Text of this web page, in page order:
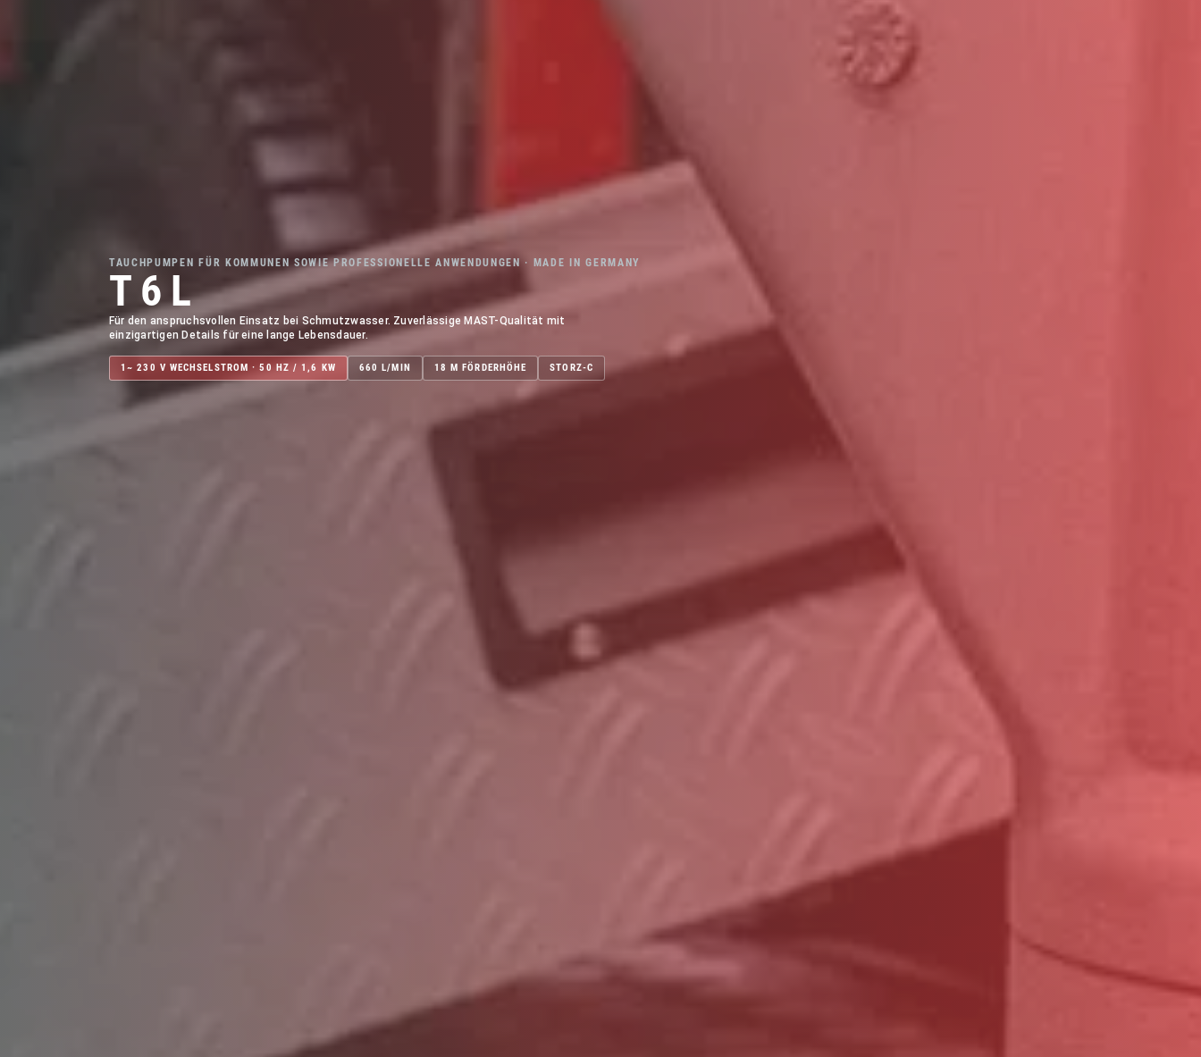
TAUCHPUMPEN FÜR KOMMUNEN SOWIE PROFESSIONELLE ANWENDUNGEN · MADE IN GERMANY
T 6 L
Für den anspruchsvollen Einsatz bei Schmutzwasser. Zuverlässige MAST-Qualität mit
einzigartigen Details für eine lange Lebensdauer.
1~ 230 V WECHSELSTROM · 50 HZ / 1,6 KW 660 L/MIN 18 M FÖRDERHÖHE STORZ-C